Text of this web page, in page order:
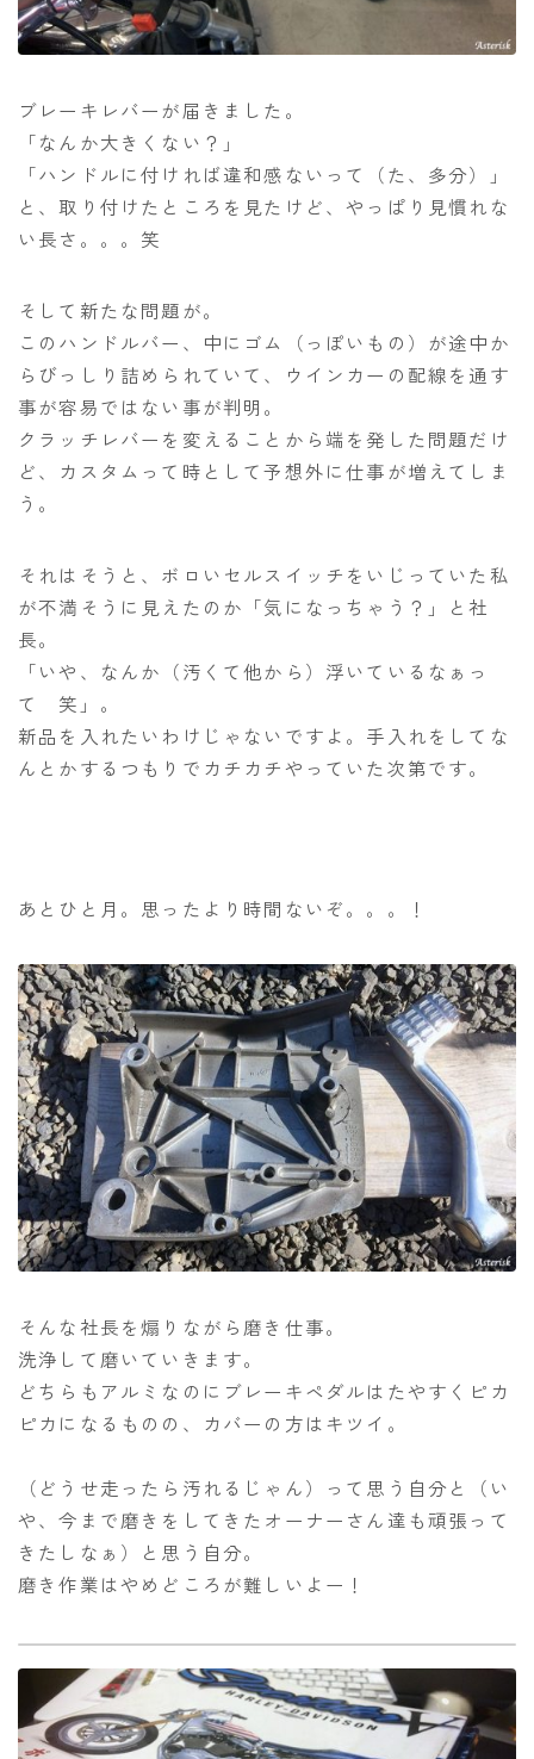
ブレーキレバーが届きました。
「なんか大きくない？」
「ハンドルに付ければ違和感ないって（た、多分）」
と、取り付けたところを見たけど、やっぱり見慣れな
い長さ。。。笑
そして新たな問題が。
このハンドルバー、中にゴム（っぽいもの）が途中か
らびっしり詰められていて、ウインカーの配線を通す
事が容易ではない事が判明。
クラッチレバーを変えることから端を発した問題だけ
ど、カスタムって時として予想外に仕事が増えてしま
う。
それはそうと、ボロいセルスイッチをいじっていた私
が不満そうに見えたのか「気になっちゃう？」と社
長。
「いや、なんか（汚くて他から）浮いているなぁっ
て 笑」。
新品を入れたいわけじゃないですよ。手入れをしてな
んとかするつもりでカチカチやっていた次第です。
あとひと月。思ったより時間ないぞ。。。！
そんな社長を煽りながら磨き仕事。
洗浄して磨いていきます。
どちらもアルミなのにブレーキペダルはたやすくピカ
ピカになるものの、カバーの方はキツイ。
（どうせ走ったら汚れるじゃん）って思う自分と（い
や、今まで磨きをしてきたオーナーさん達も頑張って
きたしなぁ）と思う自分。
磨き作業はやめどころが難しいよー！